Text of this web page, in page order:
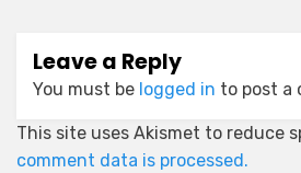
Leave a Reply
You must be logged in to post a
This site uses Akismet to reduce
comment data is processed.